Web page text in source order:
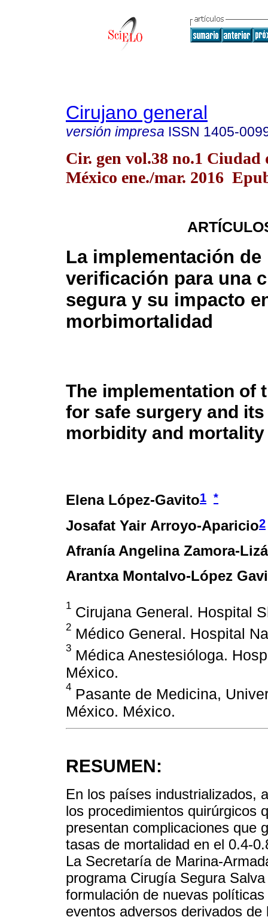
Cirujano general
versión impresa ISSN 1405-
Cir. gen vol.38 no.1 Ciudad
México ene./mar. 2016
La implementación de
verificación para una
segura y su impacto
morbimortalidad
The implementation of
for safe surgery and
morbidity and mortality
Elena López-Gavito1 *
Josafat Yair Arroyo-Aparicio2
Afranía Angelina Zamora-
Arantxa Montalvo-López
1 Cirujana General. Hospital
2 Médico General. Hospital
3 Médica Anestesióloga.
México.
4 Pasante de Medicina,
México. México.
RESUMEN:
En los países industrializados,
los procedimientos quirúrgicos
presentan complicaciones que
tasas de mortalidad en el 0.4-
La Secretaría de Marina-
programa Cirugía Segura
formulación de nuevas
eventos adversos derivados